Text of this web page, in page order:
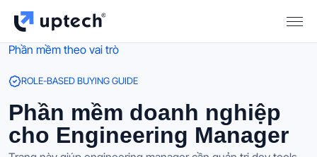
Phần mềm theo vai trò
ROLE-BASED BUYING GUIDE
Phần mềm doanh nghiệp
cho Engineering Manager